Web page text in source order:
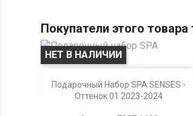
Покупатели этого
Подарочный Набор SPA SENSES -
Оттенок 01 2023-2024
НЕТ В НАЛИЧИИ
 Просмотр